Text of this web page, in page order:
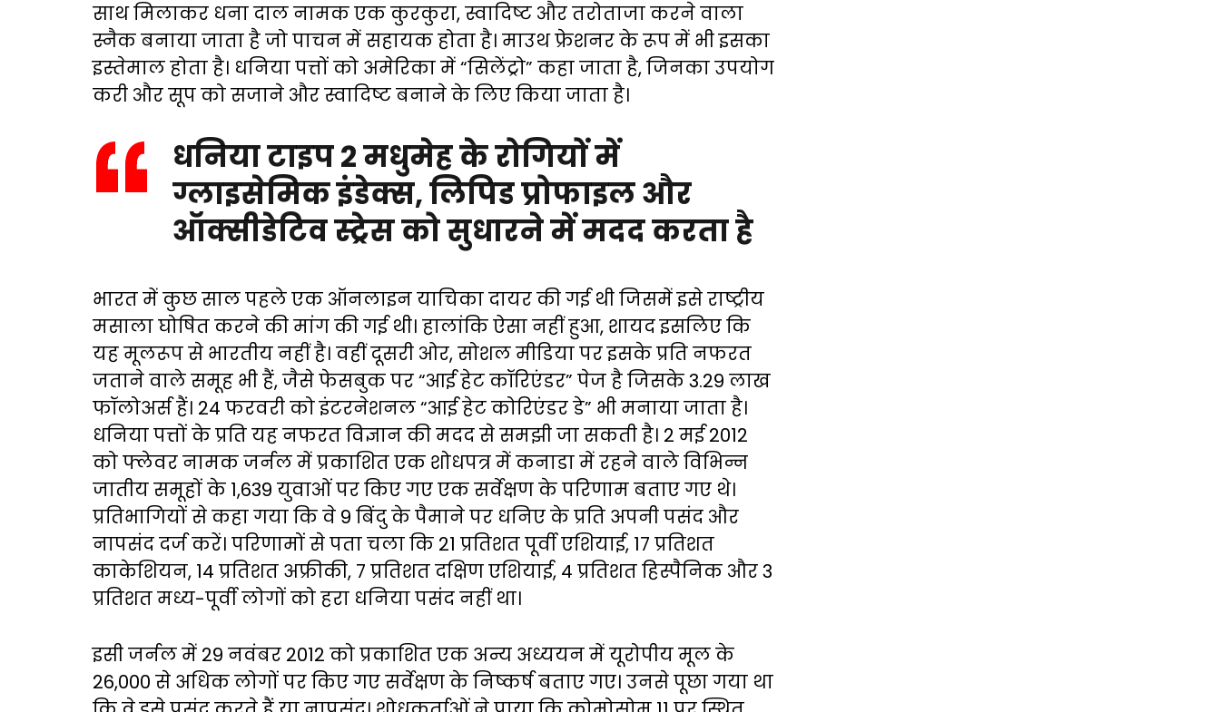
साथ मिलाकर धना दाल नामक एक कुरकुरा, स्वादिष्ट और तरोताजा करने वाला
स्नैक बनाया जाता है जो पाचन में सहायक होता है। माउथ फ्रेशनर के रूप में भी इसका
इस्तेमाल होता है। धनिया पत्तों को अमेरिका में “सिलेंट्रो” कहा जाता है, जिनका उपयोग
करी और सूप को सजाने और स्वादिष्ट बनाने के लिए किया जाता है।
धनिया टाइप 2 मधुमेह के रोगियों में
ग्लाइसेमिक इंडेक्स, लिपिड प्रोफाइल और
ऑक्सीडेटिव स्ट्रेस को सुधारने में मदद करता है
भारत में कुछ साल पहले एक ऑनलाइन याचिका दायर की गई थी जिसमें इसे राष्ट्रीय
मसाला घोषित करने की मांग की गई थी। हालांकि ऐसा नहीं हुआ, शायद इसलिए कि
यह मूलरूप से भारतीय नहीं है। वहीं दूसरी ओर, सोशल मीडिया पर इसके प्रति नफरत
जताने वाले समूह भी हैं, जैसे फेसबुक पर “आई हेट कॉरिएंडर” पेज है जिसके 3.29 लाख
फॉलोअर्स हैं। 24 फरवरी को इंटरनेशनल “आई हेट कोरिएंडर डे” भी मनाया जाता है।
धनिया पत्तों के प्रति यह नफरत विज्ञान की मदद से समझी जा सकती है। 2 मई 2012
को फ्लेवर नामक जर्नल में प्रकाशित एक शोधपत्र में कनाडा में रहने वाले विभिन्न
जातीय समूहों के 1,639 युवाओं पर किए गए एक सर्वेक्षण के परिणाम बताए गए थे।
प्रतिभागियों से कहा गया कि वे 9 बिंदु के पैमाने पर धनिए के प्रति अपनी पसंद और
नापसंद दर्ज करें। परिणामों से पता चला कि 21 प्रतिशत पूर्वी एशियाई, 17 प्रतिशत
काकेशियन, 14 प्रतिशत अफ्रीकी, 7 प्रतिशत दक्षिण एशियाई, 4 प्रतिशत हिस्पैनिक और 3
प्रतिशत मध्य-पूर्वी लोगों को हरा धनिया पसंद नहीं था।
इसी जर्नल में 29 नवंबर 2012 को प्रकाशित एक अन्य अध्ययन में यूरोपीय मूल के
26,000 से अधिक लोगों पर किए गए सर्वेक्षण के निष्कर्ष बताए गए। उनसे पूछा गया था